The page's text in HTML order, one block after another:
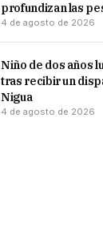
profundizan las
4 de agosto de 2026
Niño de dos años
tras recibir un
Nigua
4 de agosto de 2026